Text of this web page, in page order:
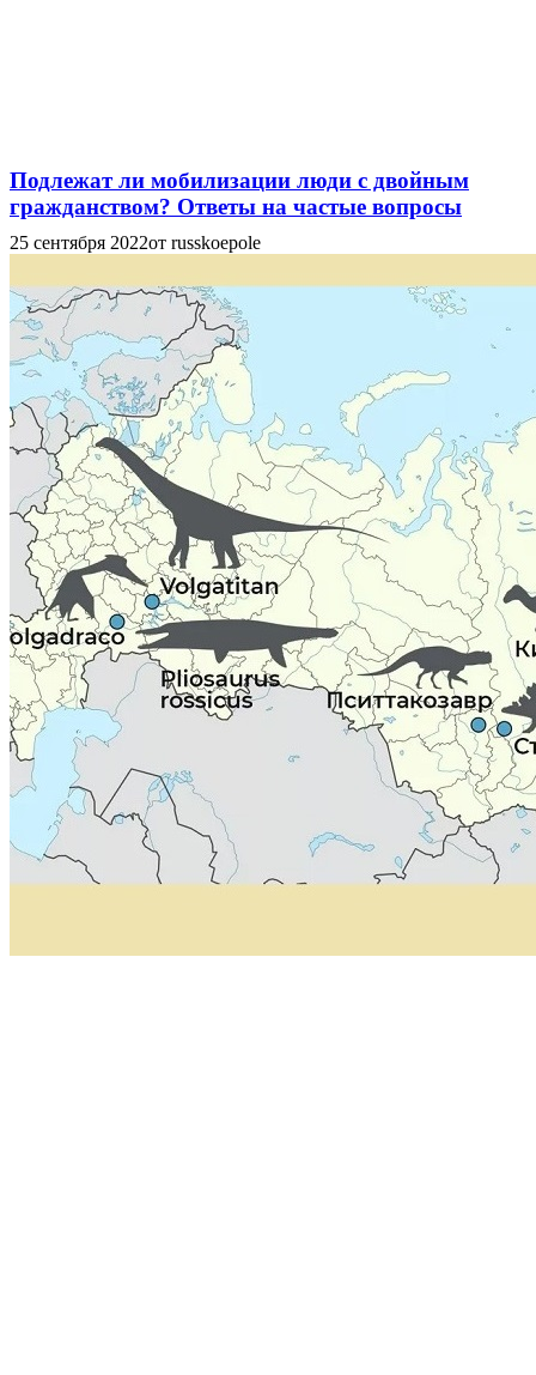
Подлежат ли мобилизации люди с двойным
гражданством? Ответы на частые вопросы
25 сентября 2022от russkoepole